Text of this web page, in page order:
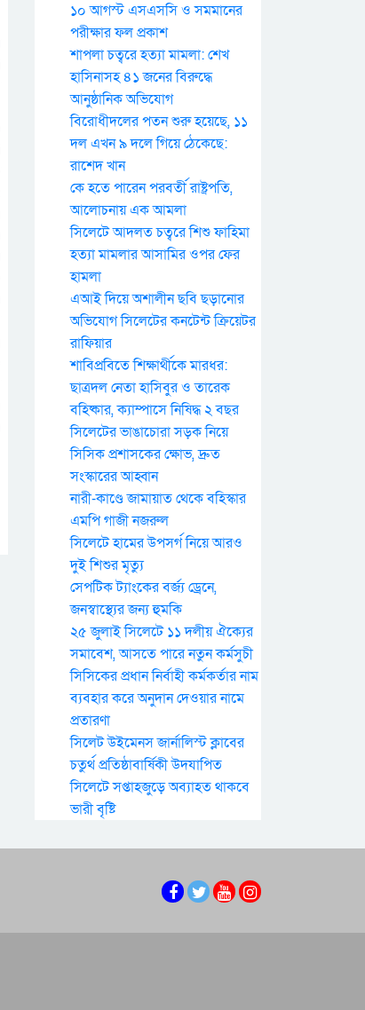
১০ আগস্ট এসএসসি ও সমমানের
পরীক্ষার ফল প্রকাশ
শাপলা চত্বরে হত্যা মামলা: শেখ
হাসিনাসহ ৪১ জনের বিরুদ্ধে
আনুষ্ঠানিক অভিযোগ
বিরোধীদলের পতন শুরু হয়েছে, ১১
দল এখন ৯ দলে গিয়ে ঠেকেছে:
রাশেদ খান
কে হতে পারেন পরবর্তী রাষ্ট্রপতি,
আলোচনায় এক আমলা
সিলেটে আদলত চত্বরে শিশু ফাহিমা
হত্যা মামলার আসামির ওপর ফের
হামলা
এআই দিয়ে অশালীন ছবি ছড়ানোর
অভিযোগ সিলেটের কনটেন্ট ক্রিয়েটর
রাফিয়ার
শাবিপ্রবিতে শিক্ষার্থীকে মারধর:
ছাত্রদল নেতা হাসিবুর ও তারেক
বহিষ্কার, ক্যাম্পাসে নিষিদ্ধ ২ বছর
সিলেটের ভাঙাচোরা সড়ক নিয়ে
সিসিক প্রশাসকের ক্ষোভ, দ্রুত
সংস্কারের আহ্বান
নারী-কাণ্ডে জামায়াত থেকে বহিস্কার
এমপি গাজী নজরুল
সিলেটে হামের উপসর্গ নিয়ে আরও
দুই শিশুর মৃত্যু
সেপটিক ট্যাংকের বর্জ্য ড্রেনে,
জনস্বাস্থ্যের জন্য হুমকি
২৫ জুলাই সিলেটে ১১ দলীয় ঐক্যের
সমাবেশ, আসতে পারে নতুন কর্মসুচী
সিসিকের প্রধান নির্বাহী কর্মকর্তার নাম
ব্যবহার করে অনুদান দেওয়ার নামে
প্রতারণা
সিলেট উইমেনস জার্নালিস্ট ক্লাবের
চতুর্থ প্রতিষ্ঠাবার্ষিকী উদযাপিত
সিলেটে সপ্তাহজুড়ে অব্যাহত থাকবে
ভারী বৃষ্টি